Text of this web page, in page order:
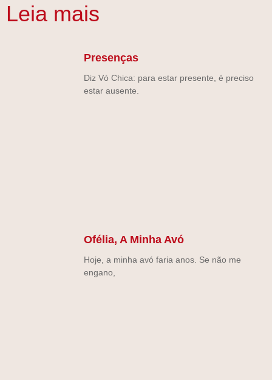
Leia mais
Presenças
Diz Vó Chica: para estar presente, é preciso
estar ausente.
Ofélia, A Minha Avó
Hoje, a minha avó faria anos. Se não me
engano,